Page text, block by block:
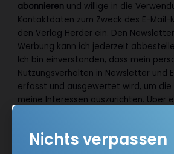
abonnieren und willige in die
Kontaktdaten zum Zweck des E-Mail-
den Verlag Herder ein. Den
Werbung kann ich jederzeit
Ich bin einverstanden, dass mein
Nutzungsverhalten in Newsletter und
erfasst und ausgewertet wird, um
meine Interessen auszurichten. Über
Newsletter oder E-Mail kann ich
Weiterführende Informationen finden
Nichts verpassen